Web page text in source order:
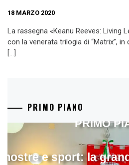
18 MARZO 2020
La rassegna «Keanu Reeves: Living
con la venerata trilogia di “Matrix”,
[…]
PRIMO PIANO
e sport: la
PRIMO